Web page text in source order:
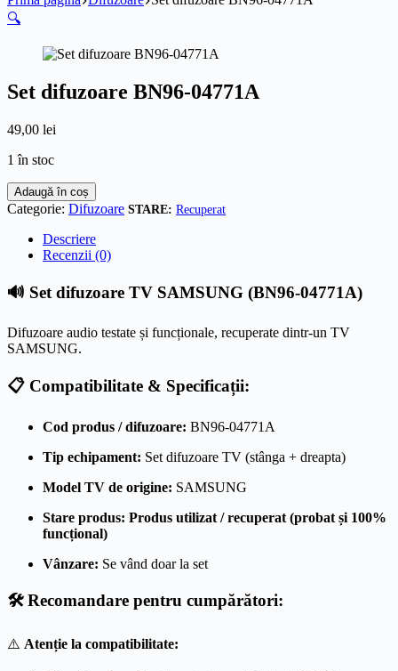
🔍
Set difuzoare BN96-04771A
49,00 lei
1 în stoc
Cantitate
Set
difuzoare
BN96-
04771A
Adaugă în coș
Categorie: Difuzoare Recuperat
Descriere
Recenzii (0)
🔊 Set difuzoare TV SAMSUNG (BN96-04771A)
Difuzoare audio testate și funcționale, recuperate dintr-un TV
SAMSUNG.
📋 Compatibilitate & Specificații:
Cod produs / difuzoare: BN96-04771A
Tip echipament: Set difuzoare TV (stânga + dreapta)
Model TV de origine: SAMSUNG
Stare produs: Produs utilizat / recuperat (probat și 100%
funcțional)
Vânzare: Se vând doar la set
🛠️ Recomandare pentru cumpărători:
⚠️ Atenție la compatibilitate: